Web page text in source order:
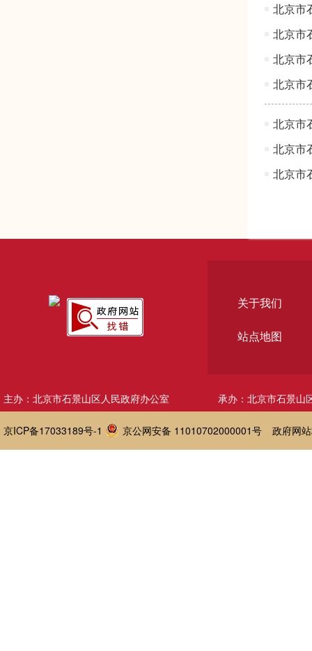
北京市
北京市
北京市
北京市
北京市
北京市
北京市
关于我们
站点地图
主办：北京市石景山区人民政府办公室 承办：北京市石景山
京ICP备17033189号-1 京公网安备 11010702000001号 政府网